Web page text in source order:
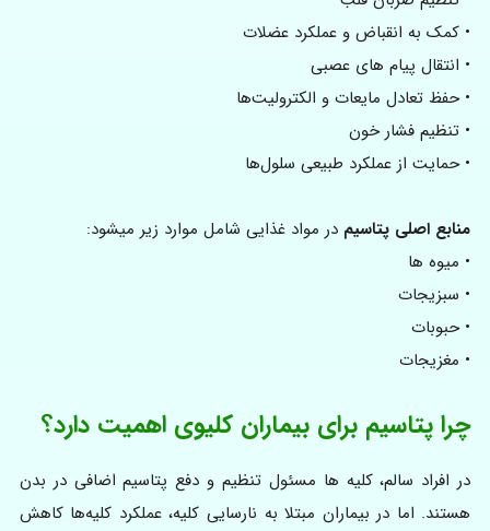
• کمک به انقباض و عملکرد عضلات
• انتقال پیام‌ های عصبی
• حفظ تعادل مایعات و الکترولیت‌ها
• تنظیم فشار خون
• حمایت از عملکرد طبیعی سلول‌ها
منابع اصلی پتاسیم در مواد غذایی شامل موارد زیر میشود:
• میوه ها
• سبزیجات
• حبوبات
• مغزیجات
چرا پتاسیم برای بیماران کلیوی اهمیت دارد؟
در افراد سالم، کلیه‌ ها مسئول تنظیم و دفع پتاسیم اضافی در بدن
هستند. اما در بیماران مبتلا به نارسایی کلیه، عملکرد کلیه‌ها کاهش